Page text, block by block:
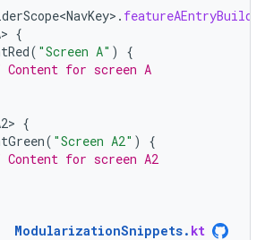
.
{
( "Screen A" )
{
for screen A
{
( "Screen A2" )
{
for screen A2
ModularizationSnippets. kt